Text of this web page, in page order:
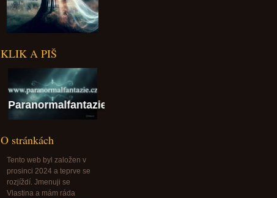
KLIK A PIŠ
Paranormalfantazie@paranormalfantazie.cz
O stránkách
Tento web byl založen v
prosinci 2024 a teprve se
rozjíždí. Jmenuji se
Vlastina a mám ráda